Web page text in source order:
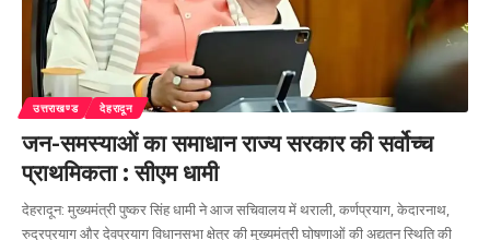
उत्तराखण्ड देहरादून
जन-समस्याओं का समाधान राज्य सरकार की सर्वोच्च
प्राथमिकता : सीएम धामी
देहरादून: मुख्यमंत्री पुष्कर सिंह धामी ने आज सचिवालय में थराली, कर्णप्रयाग, केदारनाथ,
रुद्रप्रयाग और देवप्रयाग विधानसभा क्षेत्र की मुख्यमंत्री घोषणाओं की अद्यतन स्थिति की